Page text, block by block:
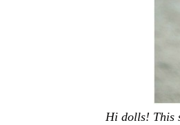
Hi dolls! This